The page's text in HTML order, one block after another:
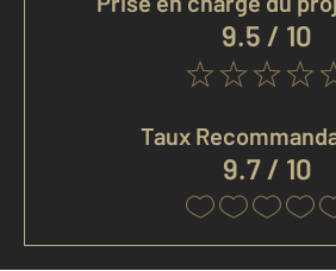
9.5 / 10
Taux
9.7 / 10